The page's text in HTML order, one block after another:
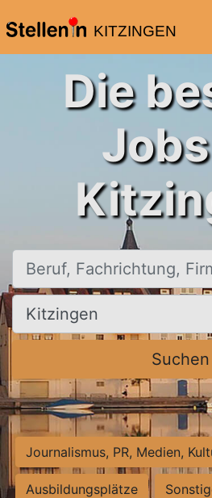
KITZINGEN
Die
Beruf, Fachrichtung, Firma
Ort, Stadt
Suchen
Journalismus, PR, Medien,
Ausbildungsplätze